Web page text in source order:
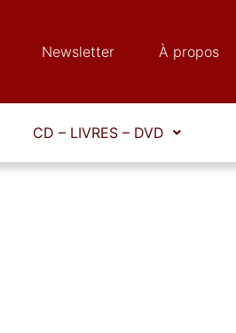
Newsletter À propos
CD – LIVRES – DVD